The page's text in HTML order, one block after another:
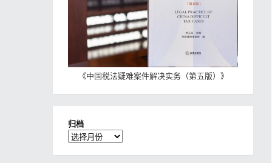
《中国税法疑难案件解决实务（第五版） 》
归档
归
档